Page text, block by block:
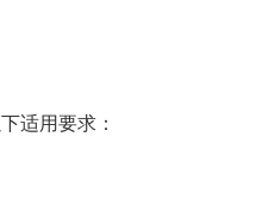
适用要求：